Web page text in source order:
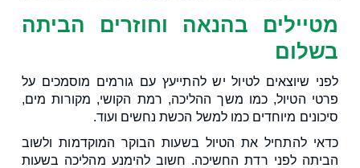
מטיילים בהנאה וחוזרים הביתה
בשלום
לפני שיוצאים לטיול יש להתייעץ עם גורמים מוסמכים על
פרטי הטיול, כמו משך ההליכה, רמת הקושי, מקורות מים,
סיכונים מיוחדים כמו למשל הכשת נחשים ועוד.
כדאי להתחיל את הטיול בשעות הבוקר המוקדמות ולשוב
הביתה לפני רדת החשיכה. חשוב להימנע מהליכה בשעות